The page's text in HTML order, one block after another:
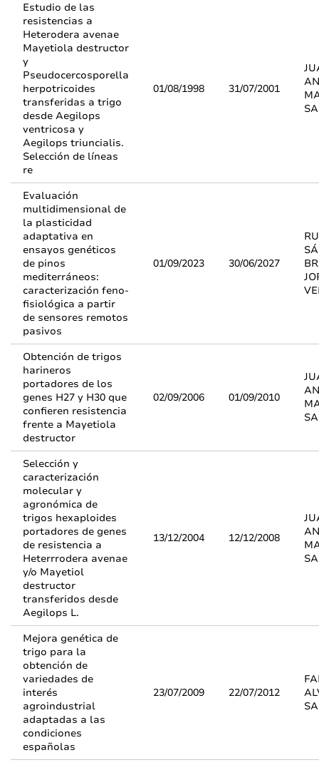
Estudio de las
resistencias a
Heterodera avenae
Mayetiola destructor
y
Pseudocercosporella
herpotricoides
transferidas a trigo
desde Aegilops
ventricosa y
Aegilops triuncialis.
Selección de líneas
re
01/08/1998 31/07/2001
Evaluación
multidimensional de
la plasticidad
adaptativa en
ensayos genéticos
de pinos
mediterráneos:
caracterización feno-
fisiológica a partir
de sensores remotos
pasivos
01/09/2023 30/06/2027
Obtención de trigos
harineros
portadores de los
genes H27 y H30 que
confieren resistencia
frente a Mayetiola
destructor
02/09/2006 01/09/2010
Selección y
caracterización
molecular y
agronómica de
trigos hexaploides
portadores de genes
de resistencia a
Heterrrodera avenae
y/o Mayetiol
destructor
transferidos desde
Aegilops L.
13/12/2004 12/12/2008
Mejora genética de
trigo para la
obtención de
variedades de
interés
agroindustrial
adaptadas a las
condiciones
españolas
23/07/2009 22/07/2012